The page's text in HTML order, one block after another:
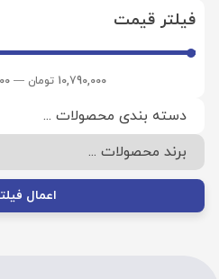
فیلتر قیمت
10,790,000 تومان —
اعمال